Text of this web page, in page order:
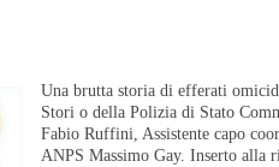
Una brutta storia di efferati
Stori o della Polizia di Stato
Fabio Ruffini, Assistente capo
ANPS Massimo Gay. Inserto alla